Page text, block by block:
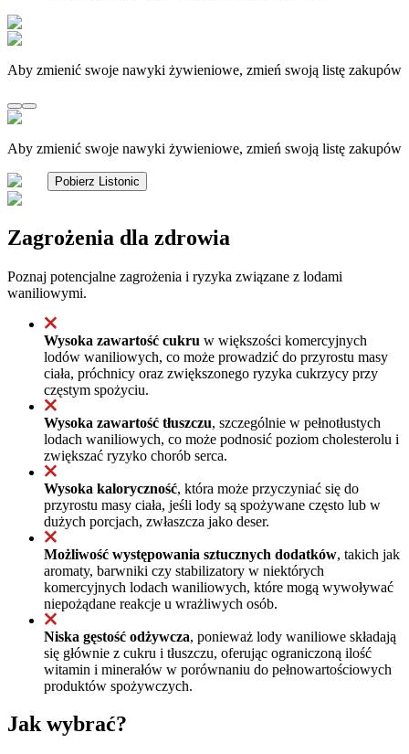
Aby zmienić swoje nawyki żywieniowe, zmień swoją listę zakupów
Aby zmienić swoje nawyki żywieniowe, zmień swoją listę zakupów
Pobierz Listonic
Zagrożenia dla zdrowia
Poznaj potencjalne zagrożenia i ryzyka związane z lodami
waniliowymi.
Wysoka zawartość cukru w większości komercyjnych
lodów waniliowych, co może prowadzić do przyrostu masy
ciała, próchnicy oraz zwiększonego ryzyka cukrzycy przy
częstym spożyciu.
Wysoka zawartość tłuszczu, szczególnie w pełnotłustych
lodach waniliowych, co może podnosić poziom cholesterolu i
zwiększać ryzyko chorób serca.
Wysoka kaloryczność, która może przyczyniać się do
przyrostu masy ciała, jeśli lody są spożywane często lub w
dużych porcjach, zwłaszcza jako deser.
Możliwość występowania sztucznych dodatków, takich jak
aromaty, barwniki czy stabilizatory w niektórych
komercyjnych lodach waniliowych, które mogą wywoływać
niepożądane reakcje u wrażliwych osób.
Niska gęstość odżywcza, ponieważ lody waniliowe składają
się głównie z cukru i tłuszczu, oferując ograniczoną ilość
witamin i minerałów w porównaniu do pełnowartościowych
produktów spożywczych.
Jak wybrać?